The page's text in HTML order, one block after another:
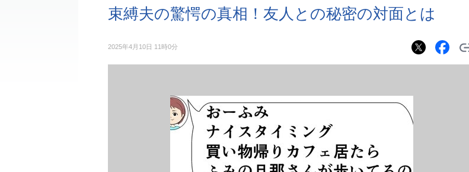
束縛夫の驚愕の真相！友人との秘密の対面とは
2025年4月10日 11時0分